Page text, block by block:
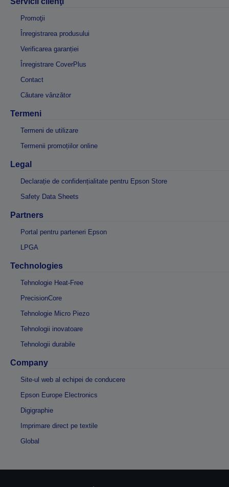
Promoţii
Înregistrarea produsului
Verificarea garanției
Înregistrare CoverPlus
Contact
Căutare vânzător
Termeni
Termeni de utilizare
Termenii promoțiilor online
Legal
Declarație de confidențialitate pentru Epson Store
Safety Data Sheets
Partners
Portal pentru parteneri Epson
LPGA
Technologies
Tehnologie Heat-Free
PrecisionCore
Tehnologie Micro Piezo
Tehnologii inovatoare
Tehnologii durabile
Company
Site-ul web al echipei de conducere
Epson Europe Electronics
Digigraphie
Imprimare direct pe textile
Global